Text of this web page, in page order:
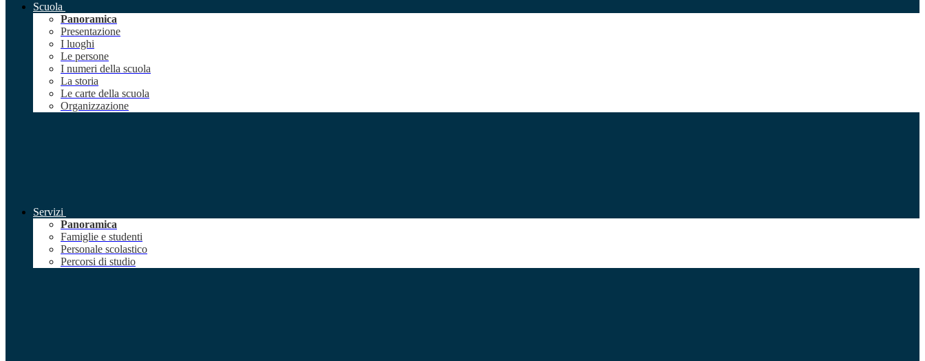
Scuola
Panoramica
Presentazione
I luoghi
Le persone
I numeri della scuola
La storia
Le carte della scuola
Organizzazione
Servizi
Panoramica
Famiglie e studenti
Personale scolastico
Percorsi di studio